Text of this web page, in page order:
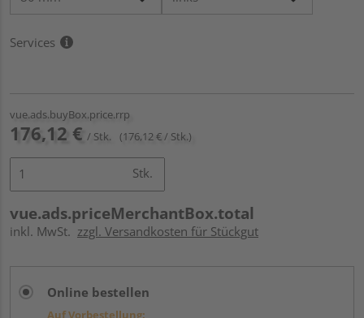
Services
vue.ads.buyBox.price.rrp
176,12 € / Stk. (176,12 € / Stk.)
Stk.
vue.ads.priceMerchantBox.total
inkl. MwSt. zzgl. Versandkosten für Stückgut
Online bestellen
Auf Vorbestellung: